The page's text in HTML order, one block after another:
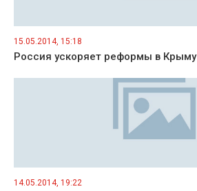
15.05.2014, 15:18
Россия ускоряет реформы в Крыму
14.05.2014, 19:22